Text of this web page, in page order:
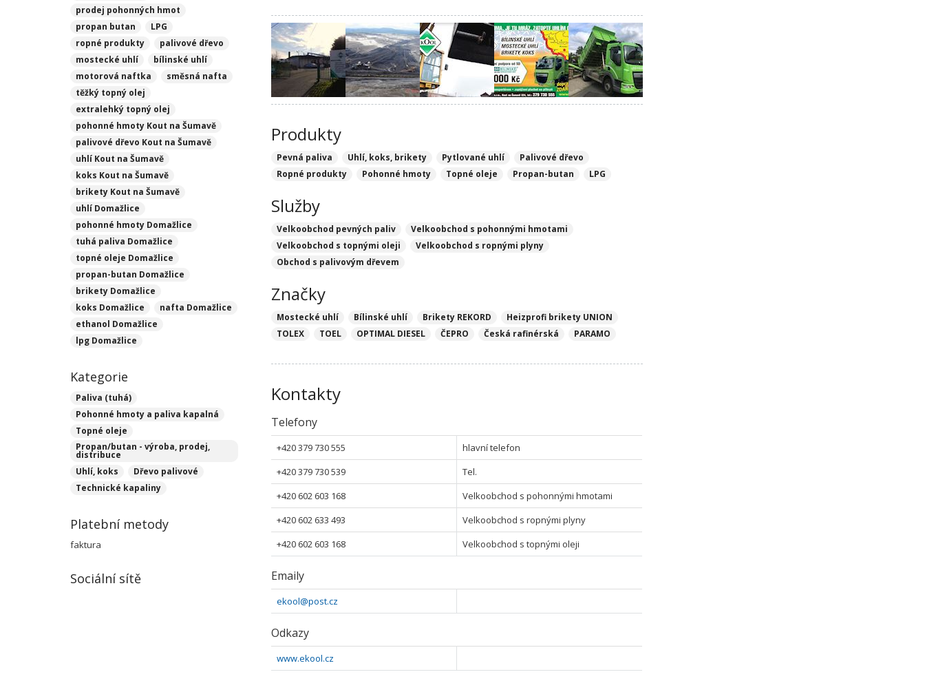
Produkty
Pevná paliva Uhlí, koks, brikety Pytlované uhlí
Palivové dřevo
Ropné produkty
Pohonné hmoty Topné oleje Propan-butan LPG
Služby
Velkoobchod pevných paliv
Velkoobchod s pohonnými hmotami
Velkoobchod s topnými oleji
Velkoobchod s ropnými plyny
Obchod s palivovým dřevem
Značky
Mostecké uhlí Bílinské uhlí Brikety REKORD
Heizprofi brikety UNION
TOLEX
TOEL OPTIMAL DIESEL ČEPRO Česká rafinérská PARAMO
Kontakty
Telefony
+420 379 730 555
hlavní telefon
+420 379 730 539
Tel.
+420 602 603 168
Velkoobchod s pohonnými hmotami
+420 602 633 493
Velkoobchod s ropnými plyny
+420 602 603 168
Velkoobchod s topnými oleji
Emaily
ekool@post.cz
Odkazy
www.ekool.cz
prodej pohonných hmot
propan butan
LPG
ropné produkty
palivové dřevo
mostecké uhlí
bílinské uhlí
motorová naftka
směsná nafta
těžký topný olej
extralehký topný olej
pohonné hmoty Kout na Šumavě
palivové dřevo Kout na Šumavě
uhlí Kout na Šumavě
koks Kout na Šumavě
brikety Kout na Šumavě
uhlí Domažlice
pohonné hmoty Domažlice
tuhá paliva Domažlice
topné oleje Domažlice
propan-butan Domažlice
brikety Domažlice
koks Domažlice
nafta Domažlice
ethanol Domažlice
lpg Domažlice
Kategorie
Paliva (tuhá)
Pohonné hmoty a paliva kapalná
Topné oleje
Propan/butan - výroba, prodej,
distribuce
Uhlí, koks
Dřevo palivové
Technické kapaliny
Platební metody
faktura
Sociální sítě